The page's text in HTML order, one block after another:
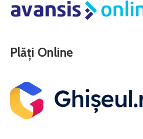
Plăți Online